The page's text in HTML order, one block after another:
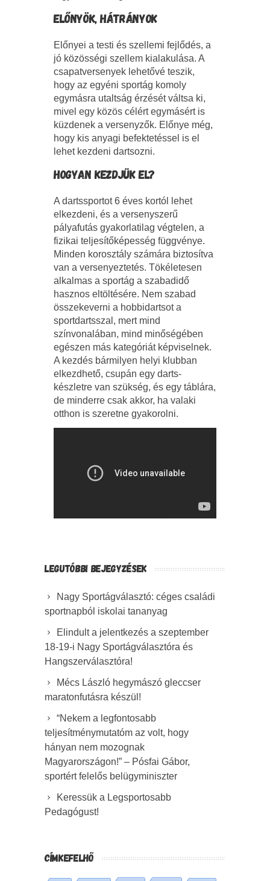
ELŐNYÖK, HÁTRÁNYOK
Előnyei a testi és szellemi fejlődés, a
jó közösségi szellem kialakulása. A
csapatversenyek lehetővé teszik,
hogy az egyéni sportág komoly
egymásra utaltság érzését váltsa ki,
mivel egy közös célért egymásért is
küzdenek a versenyzők. Előnye még,
hogy kis anyagi befektetéssel is el
lehet kezdeni dartsozni.
HOGYAN KEZDJÜK EL?
A dartssportot 6 éves kortól lehet
elkezdeni, és a versenyszerű
pályafutás gyakorlatilag végtelen, a
fizikai teljesítőképesség függvénye.
Minden korosztály számára biztosítva
van a versenyeztetés. Tökéletesen
alkalmas a sportág a szabadidő
hasznos eltöltésére. Nem szabad
összekeverni a hobbidartsot a
sportdartsszal, mert mind
színvonalában, mind minőségében
egészen más kategóriát képviselnek.
A kezdés bármilyen helyi klubban
elkezdhető, csupán egy darts-
készletre van szükség, és egy táblára,
de minderre csak akkor, ha valaki
otthon is szeretne gyakorolni.
LEGUTÓBBI BEJEGYZÉSEK
Nagy Sportágválasztó: céges családi
sportnapból iskolai tananyag
Elindult a jelentkezés a szeptember
18-19-i Nagy Sportágválasztóra és
Hangszerválasztóra!
Mécs László hegymászó gleccser
maratonfutásra készül!
“Nekem a legfontosabb
teljesítménymutatóm az volt, hogy
hányan nem mozognak
Magyarországon!” – Pósfai Gábor,
sportért felelős belügyminiszter
Keressük a Legsportosabb
Pedagógust!
CÍMKEFELHŐ